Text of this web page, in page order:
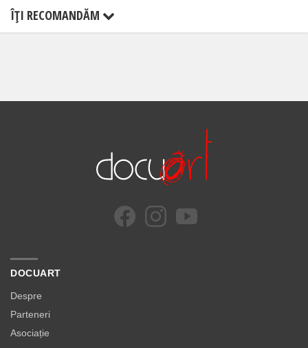
ÎŢI RECOMANDĂM
DOCUART
Despre
Parteneri
Asociație